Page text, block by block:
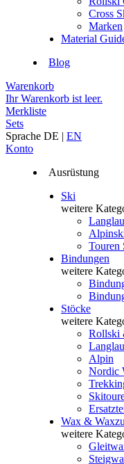
Cross
Marken
Material
Blog
Warenkorb
Ihr Warenkorb ist leer.
Merkliste
Sets
Sprache DE | EN
Konto
Ausrüstung
Ski
weitere
Touren
Bindungen
weitere
Stöcke
weitere
Rollski
Alpin
Nordic
Wax &
weitere